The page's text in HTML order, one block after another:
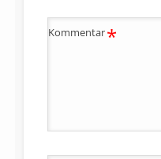
Kommentar*